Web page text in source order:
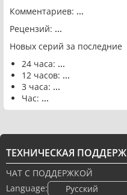
Комментариев: ...
Рецензий: ...
Новых серий за последние
24 часа: ...
12 часов: ...
3 часа: ...
Час: ...
ТЕХНИЧЕСКАЯ
ЧАТ С ПОДДЕРЖКОЙ
Language:
🇷🇺 Русский